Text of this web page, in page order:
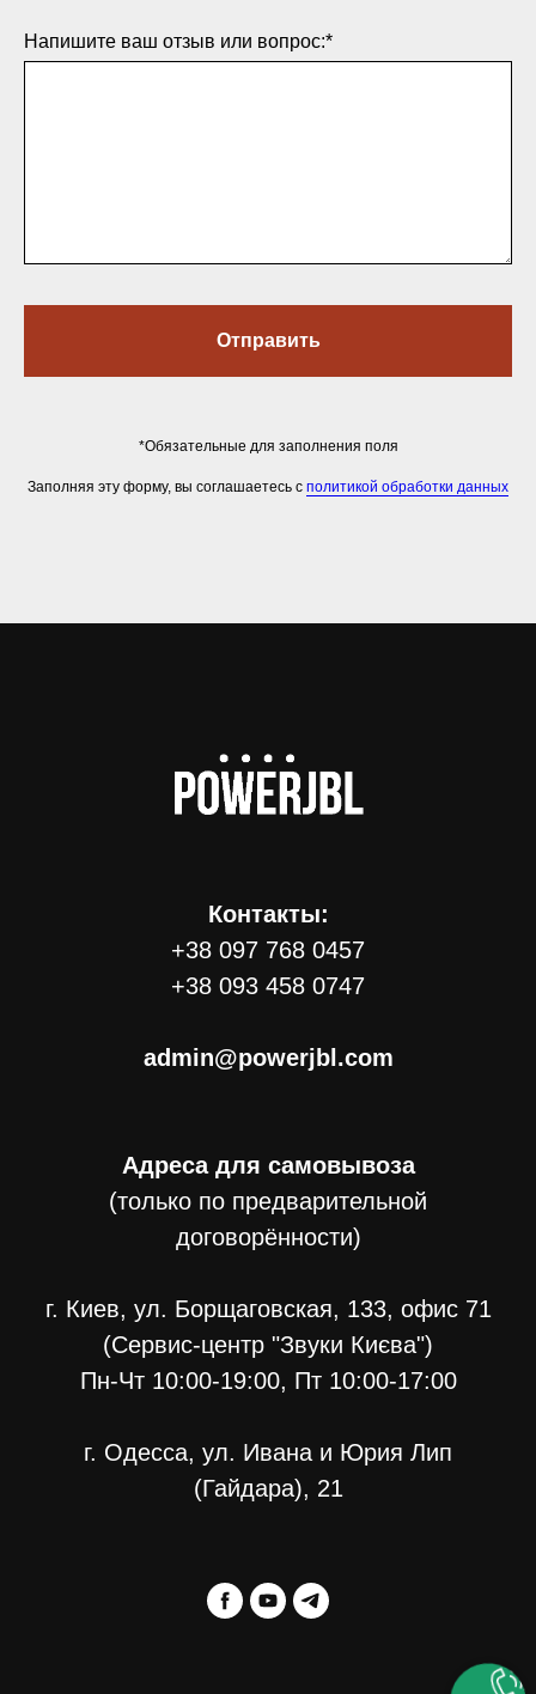
Напишите ваш отзыв или вопрос:*
Отправить
*Обязательные для заполнения поля
Заполняя эту форму, вы соглашаетесь с политикой обработки данных
Контакты:
+38 097 768 0457
+38 093 458 0747
admin@powerjbl.com
Адреса для самовывоза
(только по предварительной
договорённости)
г. Киев, ул. Борщаговская, 133, офис 71
(Сервис-центр "Звуки Києва")
Пн-Чт 10:00-19:00, Пт 10:00-17:00
г. Одесса, ул. Ивана и Юрия Лип
(Гайдара), 21